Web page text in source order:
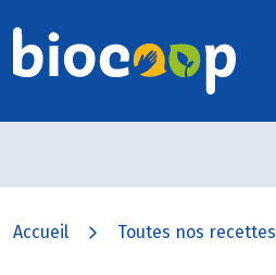
Accueil Toutes nos recettes